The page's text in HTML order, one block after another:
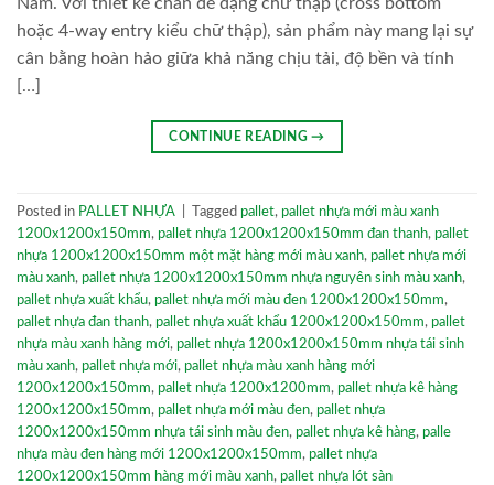
hoặc 4-way entry kiểu chữ thập), sản phẩm này mang lại sự
cân bằng hoàn hảo giữa khả năng chịu tải, độ bền và tính
[…]
CONTINUE READING→
Posted in PALLET NHỰA Tagged pallet, pallet nhựa mới màu xanh
1200x1200x150mm, pallet nhựa 1200x1200x150mm đan thanh, pallet
nhựa 1200x1200x150mm một mặt hàng mới màu xanh, pallet nhựa mới
màu xanh, pallet nhựa 1200x1200x150mm nhựa nguyên sinh màu xanh,
pallet nhựa xuất khẩu, pallet nhựa mới màu đen 1200x1200x150mm,
pallet nhựa đan thanh, pallet nhựa xuất khẩu 1200x1200x150mm, pallet
nhựa màu xanh hàng mới, pallet nhựa 1200x1200x150mm nhựa tái sinh
màu xanh, pallet nhựa mới, pallet nhựa màu xanh hàng mới
1200x1200x150mm, pallet nhựa 1200x1200mm, pallet nhựa kê hàng
1200x1200x150mm, pallet nhựa mới màu đen, pallet nhựa
1200x1200x150mm nhựa tái sinh màu đen, pallet nhựa kê hàng, palle
nhựa màu đen hàng mới 1200x1200x150mm, pallet nhựa
1200x1200x150mm hàng mới màu xanh, pallet nhựa lót sàn